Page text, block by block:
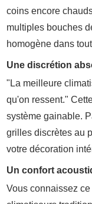
coins encore
multiples bouches
homogène dans
Une discrétion
"La meilleure
qu'on ressent."
système gainable.
grilles discrètes au
votre décoration
Un confort
Vous connaissez